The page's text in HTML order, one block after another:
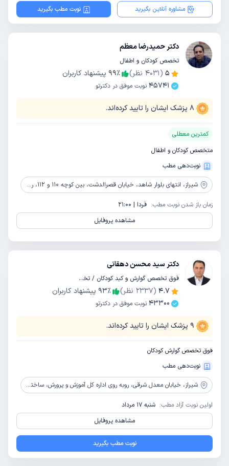
مشاوره آنلاین بگیرید نوبت مطب بگیرید
دکتر حمیدرضا معظم
تخصص کودکان و اطفال
5
(
4031 نظر) 99٪
پیشنهاد کاربران
45741 نوبت موفق در دکترتو
8 پزشک ایشان را تایید کرده‌اند.
کمترین معطلی
متخصص کودکان و اطفال
نوبت‌دهی مطب
شیراز، انتهای بلوار شاهد، خیابان قصرالدشت، بین کوچه 110 و 112، روبروی بانک مسکن، ساختمان شاهد، طبقه سوم
زمان باز شدن نوبت مطب: فردا | 21:00
مشاهده پروفایل
دکتر سید محسن دهقانی
فوق تخصص گوارش و کبد کودکان / تخصص کودکان و اطفال
4.7
(
2337 نظر) 93٪
پیشنهاد کاربران
43300 نوبت موفق در دکترتو
9 پزشک ایشان را تایید کرده‌اند.
فوق تخصص گوارش کودکان
نوبت‌دهی مطب
شیراز، خیابان معدل شرقی، روبه روی اداره کل آموزش و پرورش، ساختمان شاپرک، طبقه سوم، واحد 14
اولین نوبت آزاد مطب: شنبه 17 مرداد
مشاهده پروفایل
نوبت مطب بگیرید